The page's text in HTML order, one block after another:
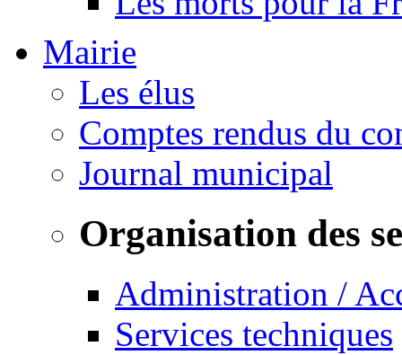
Mairie
Les élus
Comptes rendus du
Journal municipal
Organisation des
Administration /
Services techniques